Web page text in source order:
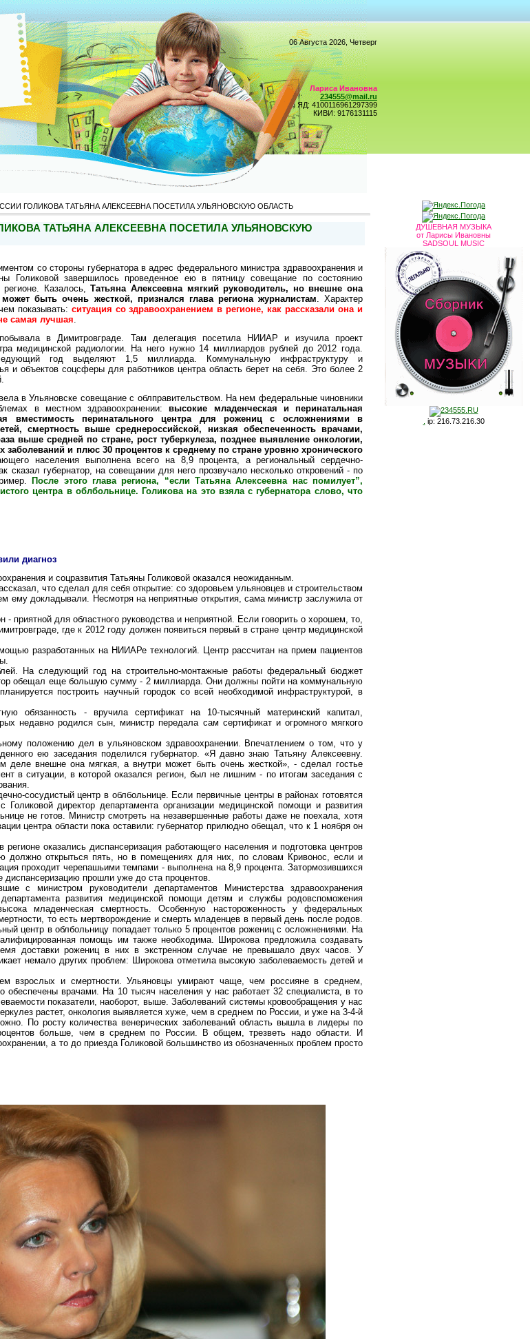
06 Августа 2026, Четверг
Лариса Ивановна
234555@mail.ru
ЯД: 4100116961297399
КИВИ: 9176131115
ГОЛИКОВА ТАТЬЯНА АЛЕКСЕЕВНА ПОСЕТИЛА УЛЬЯНОВСКУЮ ОБЛАСТЬ
ТАТЬЯНА АЛЕКСЕЕВНА ПОСЕТИЛА УЛЬЯНОВСКУЮ
со стороны губернатора в адрес федерального министра здравоохранения и
Голиковой завершилось проведенное ею в пятницу совещание по состоянию
регионе. Казалось,Татьяна Алексеевна мягкий руководитель, но внешне она
быть очень жесткой, признался глава региона журналистам . Характер
показывать: ситуация со здравоохранением в регионе, как рассказали она и
самая лучшая
в Димитровграде. Там делегация посетила НИИАР и изучила проект
медицинской радиологии. На него нужно 14 миллиардов рублей до 2012 года.
год выделяют 1,5 миллиарда. Коммунальную инфраструктуру и
и объектов соцсферы для работников центра область берет на себя. Это более 2
в Ульяновске совещание с облправительством. На нем федеральные чиновники
в местном здравоохранении:высокие младенческая и перинатальная
вместимость перинатального центра для рожениц с осложнениями в
смертность выше среднероссийской, низкая обеспеченность врачами,
выше средней по стране, рост туберкулеза, позднее выявление онкологии,
заболеваний и плюс 30 процентов к среднему по стране уровню хронического
населения выполнена всего на 8,9 процента, а региональный сердечно-
сказал губернатор, на совещании для него прозвучало несколько откровений - по
После этого глава региона, “если Татьяна Алексеевна нас помилует”,
центра в облбольнице. Голикова на это взяла с губернатора слово, что
диагноз
и соцразвития Татьяны Голиковой оказался неожиданным.
что сделал для себя открытие: со здоровьем ульяновцев и строительством
ему докладывали. Несмотря на неприятные открытия, сама министр заслужила от
приятной для областного руководства и неприятной. Если говорить о хорошем, то,
где к 2012 году должен появиться первый в стране центр медицинской
разработанных на НИИАРе технологий. Центр рассчитан на прием пациентов
На следующий год на строительно-монтажные работы федеральный бюджет
обещал еще большую сумму - 2 миллиарда. Они должны пойти на коммунальную
построить научный городок со всей необходимой инфраструктурой, в
обязанность - вручила сертификат на 10-тысячный материнский капитал,
недавно родился сын, министр передала сам сертификат и огромного мягкого
положению дел в ульяновском здравоохранении. Впечатлением о том, что у
ею заседания поделился губернатор. «Я давно знаю Татьяну Алексеевну.
деле внешне она мягкая, а внутри может быть очень жесткой», - сделал гостье
в ситуации, в которой оказался регион, был не лишним - по итогам заседания с
сосудистый центр в облбольнице. Если первичные центры в районах готовятся
директор департамента организации медицинской помощи и развития
не готов. Министр смотреть на незавершенные работы даже не поехала, хотя
центра области пока оставили: губернатор прилюдно обещал, что к 1 ноября он
оказались диспансеризация работающего населения и подготовка центров
должно открыться пять, но в помещениях для них, по словам Кривонос, если и
проходит черепашьими темпами - выполнена на 8,9 процента. Затормозившихся
диспансеризацию прошли уже до ста процентов.
с министром руководители департаментов Министерства здравоохранения
развития медицинской помощи детям и службы родовспоможения
младенческая смертность. Особенную настороженность у федеральных
то есть мертворождение и смерть младенцев в первый день после родов.
центр в облбольницу попадает только 5 процентов рожениц с осложнениями. На
помощь им также необходима. Широкова предложила создавать
доставки рожениц в них в экстренном случае не превышало двух часов. У
немало других проблем: Широкова отметила высокую заболеваемость детей и
взрослых и смертности. Ульяновцы умирают чаще, чем россияне в среднем,
обеспечены врачами. На 10 тысяч населения у нас работает 32 специалиста, в то
показатели, наоборот, выше. Заболеваний системы кровообращения у нас
растет, онкология выявляется хуже, чем в среднем по России, и уже на 3-4-й
По росту количества венерических заболеваний область вышла в лидеры по
больше, чем в среднем по России. В общем, трезветь надо области. И
а то до приезда Голиковой большинство из обозначенных проблем просто
ДУШЕВНАЯ МУЗЫКА
от Ларисы Ивановны
SADSOUL MUSIC
ip: 216.73.216.30